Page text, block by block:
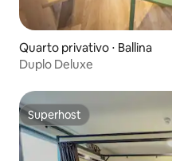
Quarto privativo ⋅ Ballina
Duplo Deluxe
Superhost
Superhost